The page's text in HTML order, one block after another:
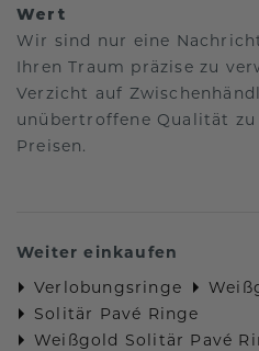
Wert
Wir sind nur eine
Ihren Traum präzise zu
Verzicht auf
unübertroffene Qualität
Preisen.
Weiter einkaufen
Verlobungsringe
Solitär Pavé Ringe
Weißgold Solitär Pavé